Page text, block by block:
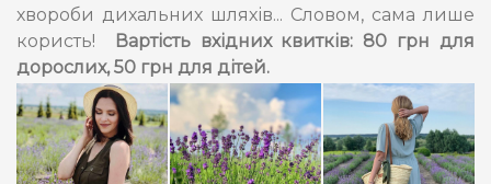
хвороби дихальних шляхів... Словом, сама лише
користь!
Вартість вхідних квитків: 80 грн для
дорослих, 50 грн для дітей.